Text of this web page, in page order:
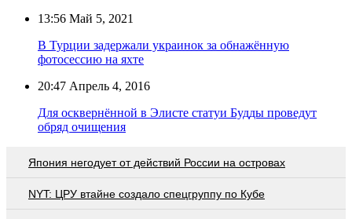
13:56 Май 5, 2021
В Турции задержали украинок за обнажённую
фотосессию на яхте
20:47 Апрель 4, 2016
Для осквернённой в Элисте статуи Будды проведут
обряд очищения
Япония негодует от действий России на островах
NYT: ЦРУ втайне создало спецгруппу по Кубе